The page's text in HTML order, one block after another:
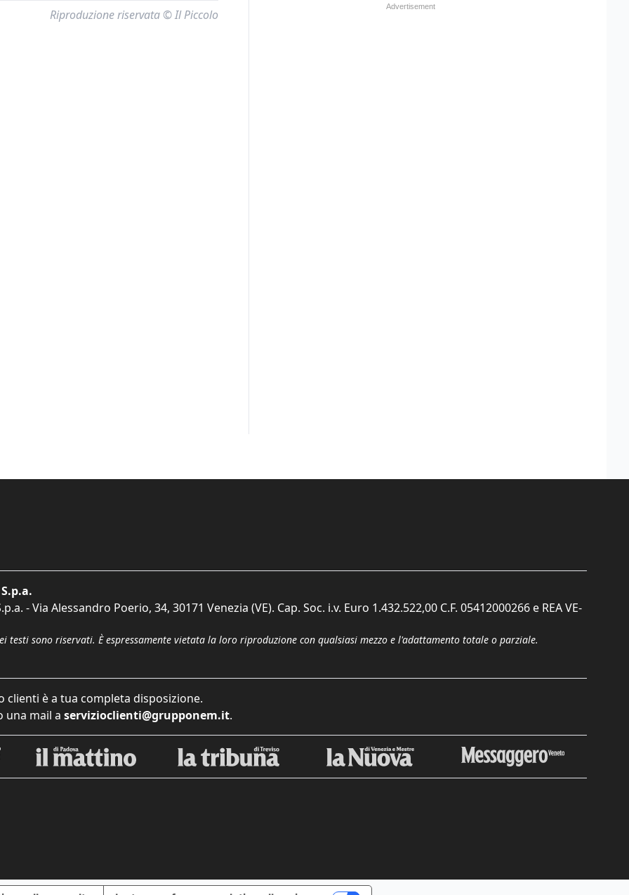
Riproduzione riservata © Il Piccolo
- Via Alessandro Poerio, 34, 30171 Venezia (VE). Cap. Soc. i.v. Euro 1.432.522,00 C.F. 05412000266 e REA VE-
testi sono riservati. È espressamente vietata la loro riproduzione con qualsiasi mezzo e l'adattamento totale o parziale.
clienti è a tua completa disposizione.
una mail a servizioclienti@grupponem.it.